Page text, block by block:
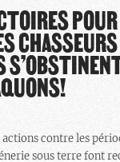
contre les
sous terre font